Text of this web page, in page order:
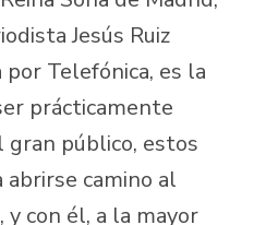
Jesús Ruiz
Telefónica, es la
prácticamente
gran público, estos
abrirse camino al
con él, a la mayor